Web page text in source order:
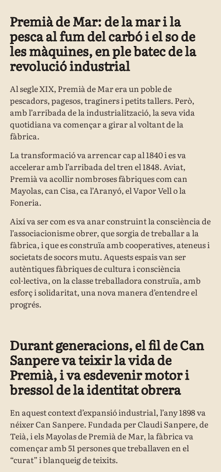
Premià de Mar: de la mar i la
pesca al fum del carbó i el so de
les màquines, en ple batec de la
revolució industrial
Al segle XIX, Premià de Mar era un poble de
pescadors, pagesos, traginers i petits tallers. Però,
amb l’arribada de la industrialització, la seva vida
quotidiana va començar a girar al voltant de la
fàbrica.
La transformació va arrencar cap al 1840 i es va
accelerar amb l’arribada del tren el 1848. Aviat,
Premià va acollir nombroses fàbriques com can
Mayolas, can Cisa, ca l’Aranyó, el Vapor Vell o la
Foneria.
Així va ser com es va anar construint la consciència de
l’associacionisme obrer, que sorgia de treballar a la
fàbrica, i que es construïa amb cooperatives, ateneus i
societats de socors mutu. Aquests espais van ser
autèntiques fàbriques de cultura i consciència
col·lectiva, on la classe treballadora construïa, amb
esforç i solidaritat, una nova manera d’entendre el
progrés.
Durant generacions, el fil de Can
Sanpere va teixir la vida de
Premià, i va esdevenir motor i
bressol de la identitat obrera
En aquest context d’expansió industrial, l’any 1898 va
néixer Can Sanpere. Fundada per Claudi Sanpere, de
Teià, i els Mayolas de Premià de Mar, la fàbrica va
començar amb 51 persones que treballaven en el
“curat” i blanqueig de teixits.